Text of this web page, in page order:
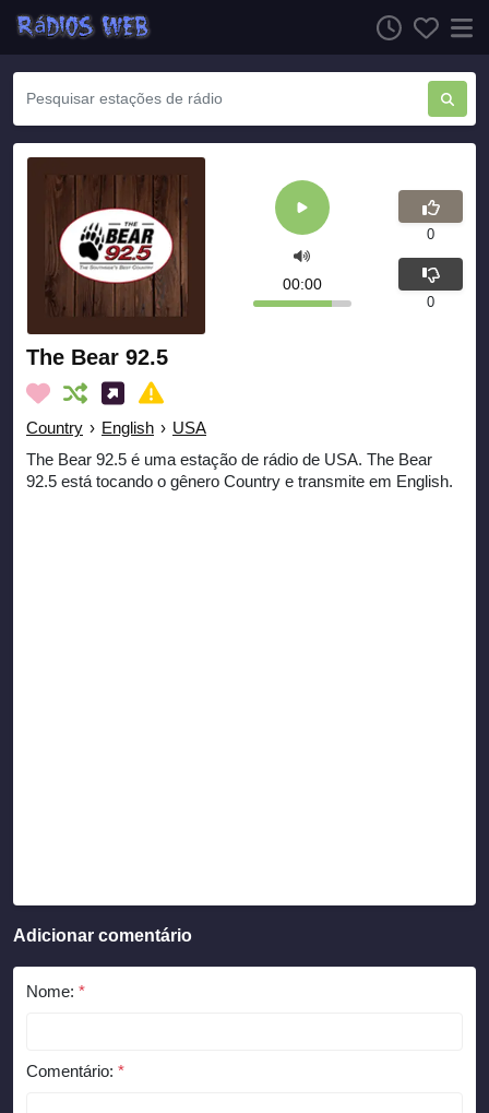
The Bear 92.5
Country › English › USA
The Bear 92.5 é uma estação de rádio de USA. The Bear
92.5 está tocando o gênero Country e transmite em English.
00:00
0
0
Adicionar comentário
Nome: *
Comentário: *